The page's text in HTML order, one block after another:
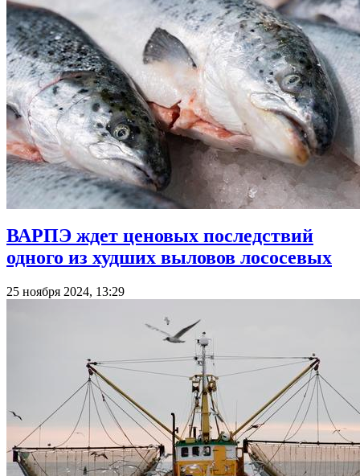
ВАРПЭ ждет ценовых последствий
одного из худших выловов лососевых
25 ноября 2024, 13:29